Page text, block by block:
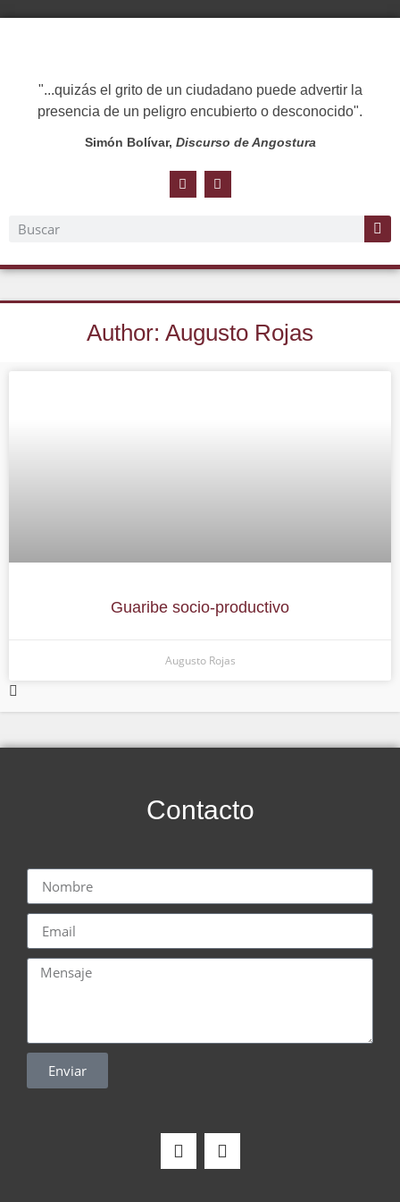
"...quizás el grito de un ciudadano puede advertir la
presencia de un peligro encubierto o desconocido".
Simón Bolívar, Discurso de Angostura
Author: Augusto Rojas
Guaribe socio-productivo
Augusto Rojas
Contacto
Enviar